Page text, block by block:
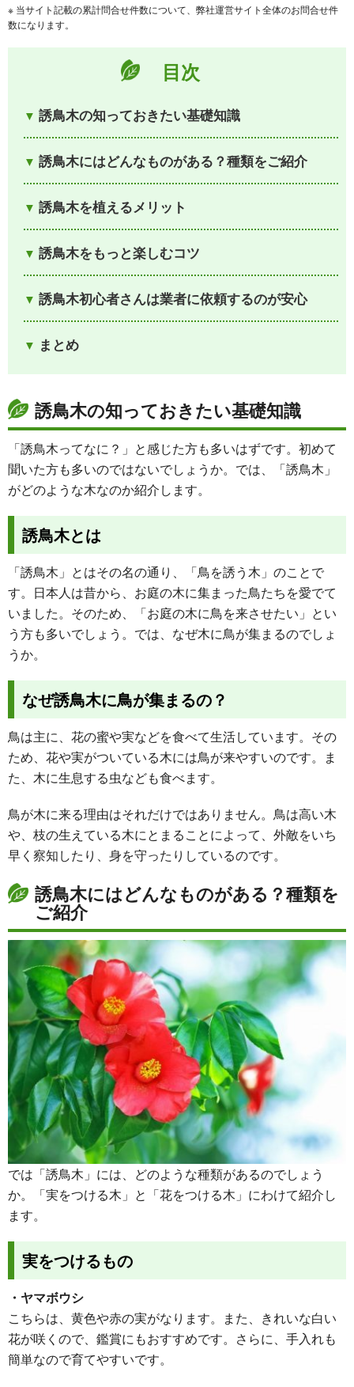
※ 当サイト記載の累計問合せ件数について、弊社運営サイト全体のお問合せ件
数になります。
目次
誘鳥木の知っておきたい基礎知識
誘鳥木にはどんなものがある？種類をご紹介
誘鳥木を植えるメリット
誘鳥木をもっと楽しむコツ
誘鳥木初心者さんは業者に依頼するのが安心
まとめ
誘鳥木の知っておきたい基礎知識
「誘鳥木ってなに？」と感じた方も多いはずです。初めて
聞いた方も多いのではないでしょうか。では、「誘鳥木」
がどのような木なのか紹介します。
誘鳥木とは
「誘鳥木」とはその名の通り、「鳥を誘う木」のことで
す。日本人は昔から、お庭の木に集まった鳥たちを愛でて
いました。そのため、「お庭の木に鳥を来させたい」とい
う方も多いでしょう。では、なぜ木に鳥が集まるのでしょ
うか。
なぜ誘鳥木に鳥が集まるの？
鳥は主に、花の蜜や実などを食べて生活しています。その
ため、花や実がついている木には鳥が来やすいのです。ま
た、木に生息する虫なども食べます。
鳥が木に来る理由はそれだけではありません。鳥は高い木
や、枝の生えている木にとまることによって、外敵をいち
早く察知したり、身を守ったりしているのです。
誘鳥木にはどんなものがある？種類を
ご紹介
では「誘鳥木」には、どのような種類があるのでしょう
か。「実をつける木」と「花をつける木」にわけて紹介し
ます。
実をつけるもの
・ヤマボウシ
こちらは、黄色や赤の実がなります。また、きれいな白い
花が咲くので、鑑賞にもおすすめです。さらに、手入れも
簡単なので育てやすいです。